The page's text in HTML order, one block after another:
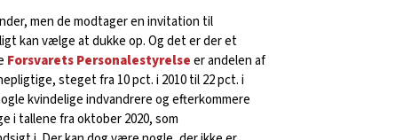
men de modtager en invitation til
kan vælge at dukke op. Og det er der et
Forsvarets Personalestyrelseer andelen af
steget fra 10 pct. i 2010 til 22 pct. i
kvindelige indvandrere og efterkommere
i tallene fra oktober 2020, som